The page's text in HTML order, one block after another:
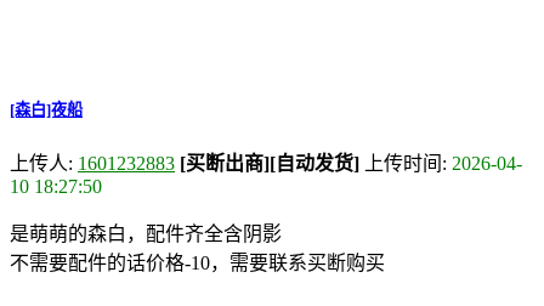
[森白]夜船
上传人: 1601232883 [买断出商][自动发货] 上传时间: 2026-04-
10 18:27:50
是萌萌的森白，配件齐全含阴影
不需要配件的话价格-10，需要联系买断购买